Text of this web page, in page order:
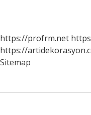
https://profrm.net
https://
Sitemap